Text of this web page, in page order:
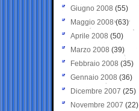
Giugno 2008 (55)
Maggio 2008(63)
Aprile 2008 (50)
Marzo 2008 (39)
Febbraio 2008 (35)
Gennaio 2008 (36)
Dicembre 2007 (25)
Novembre 2007 (22)